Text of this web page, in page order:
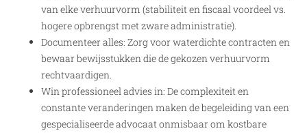
van elke verhuurvorm (stabiliteit en fiscaal voordeel vs.
hogere opbrengst met zware administratie).
Documenteer alles: Zorg voor waterdichte contracten en
bewaar bewijsstukken die de gekozen verhuurvorm
rechtvaardigen.
Win professioneel advies in: De complexiteit en
constante veranderingen maken de begeleiding van een
gespecialiseerde advocaat onmisbaar om kostbare